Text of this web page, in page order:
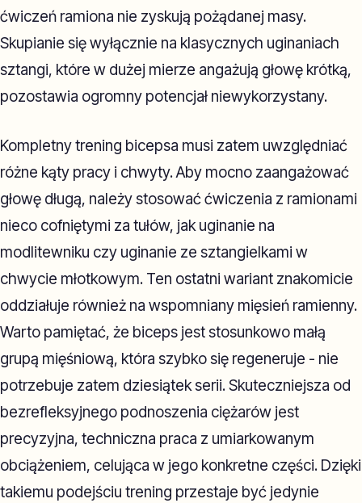
ćwiczeń ramiona nie zyskują pożądanej masy.
Skupianie się wyłącznie na klasycznych uginaniach
sztangi, które w dużej mierze angażują głowę krótką,
pozostawia ogromny potencjał niewykorzystany.
Kompletny trening bicepsa musi zatem uwzględniać
różne kąty pracy i chwyty. Aby mocno zaangażować
głowę długą, należy stosować ćwiczenia z ramionami
nieco cofniętymi za tułów, jak uginanie na
modlitewniku czy uginanie ze sztangielkami w
chwycie młotkowym. Ten ostatni wariant znakomicie
oddziałuje również na wspomniany mięsień ramienny.
Warto pamiętać, że biceps jest stosunkowo małą
grupą mięśniową, która szybko się regeneruje - nie
potrzebuje zatem dziesiątek serii. Skuteczniejsza od
bezrefleksyjnego podnoszenia ciężarów jest
precyzyjna, techniczna praca z umiarkowanym
obciążeniem, celująca w jego konkretne części. Dzięki
takiemu podejściu trening przestaje być jedynie